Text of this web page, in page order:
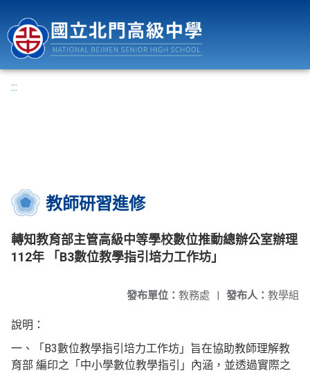
:::
教師研習進修
轉知教育部主管高級中等學校數位推動總辦公室辦理
112年 「B3數位教學指引培力工作坊」
發布人： 教學組
發布單位： 教務處 |
說明：
一、「B3數位教學指引培力工作坊」旨在協助教師理解教
育部 編印之「中小學數位教學指引」內涵，並透過實際之